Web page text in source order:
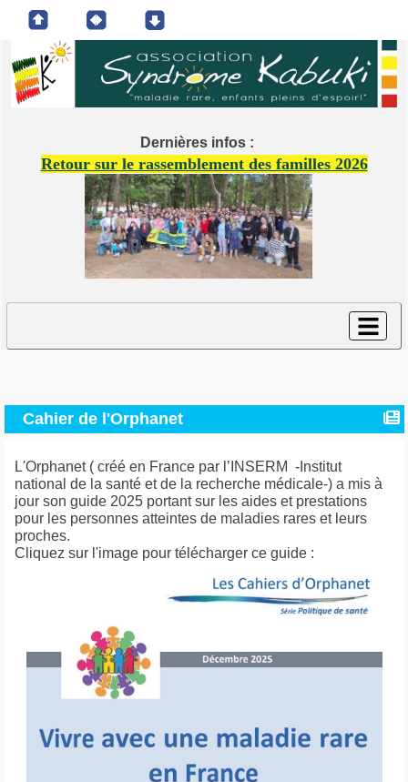
Dernières infos :
Retour sur le rassemblement des familles 2026
Cahier de l'Orphanet
L'Orphanet ( créé en France par l’INSERM -Institut
national de la santé et de la recherche médicale-) a mis à
jour son guide 2025 portant sur les aides et prestations
pour les personnes atteintes de maladies rares et leurs
proches.
Cliquez sur l'image pour télécharger ce guide :